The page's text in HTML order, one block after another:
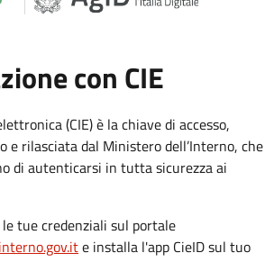
con CIE
(CIE) è la chiave di accesso,
e rilasciata dal Ministero dell’Interno, che
di autenticarsi in tutta sicurezza ai
tue credenziali sul portale
e installa l'app CieID sul tuo